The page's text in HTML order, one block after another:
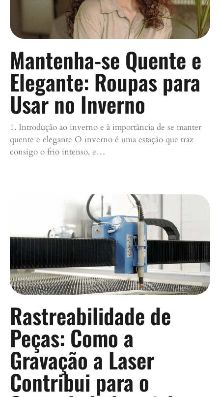
Mantenha-se Quente e
Elegante: Roupas para
Usar no Inverno
1. Introdução ao inverno e à importância de se manter
quente e elegante O inverno é uma estação que traz
consigo o frio intenso, e…
Rastreabilidade de
Peças: Como a
Gravação a Laser
Contribui para o